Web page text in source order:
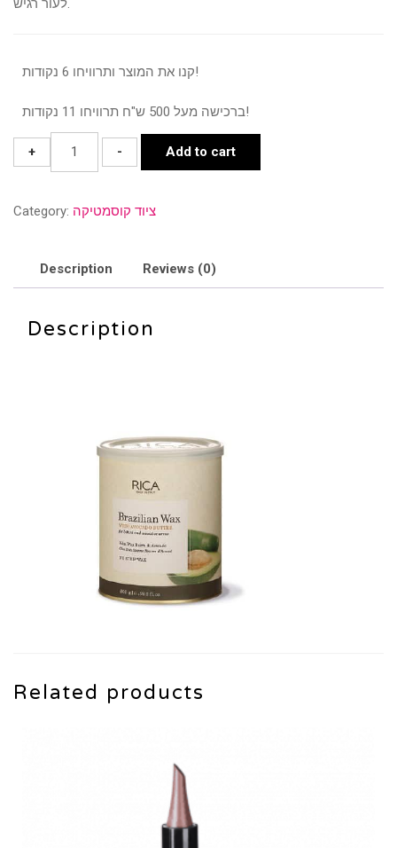
קנו את המוצר ותרוויחו 6 נקודות!
ברכישה מעל 500 ש"ח תרוויחו 11 נקודות!
+
שעוות
אבוקדו
-
ITALY
quantity
- Add to cart
Category: ציוד קוסמטיקה
Description Reviews (0)
Description
Related products